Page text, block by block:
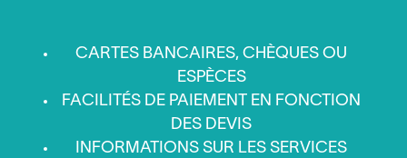
CARTES BANCAIRES, CHÈQUES OU
ESPÈCES
FACILITÉS DE PAIEMENT EN FONCTION
DES DEVIS
INFORMATIONS SUR LES SERVICES